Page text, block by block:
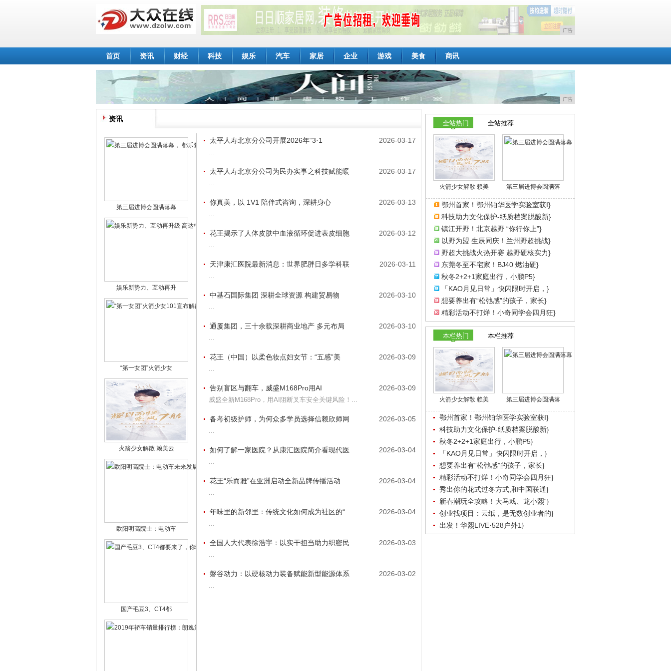
广告
首页 资讯 财经 科技 娱乐 汽车 家居 企业 游戏 美食 商讯
广告
资讯
第三届进博会圆满落幕
娱乐新势力、互动再升
“第一女团”火箭少女
火箭少女解散 赖美云
欧阳明高院士：电动车
国产毛豆3、CT4都
2026-03-17
太平人寿北京分公司开展2026年“3·1
...
2026-03-17
太平人寿北京分公司为民办实事之科技赋能暖
...
2026-03-13
你真美，以 1V1 陪伴式咨询，深耕身心
...
2026-03-12
花王揭示了人体皮肤中血液循环促进表皮细胞
...
2026-03-11
天津康汇医院最新消息：世界肥胖日多学科联
...
2026-03-10
中基石国际集团 深耕全球资源 构建贸易物
...
2026-03-10
通厦集团，三十余载深耕商业地产 多元布局
...
2026-03-09
花王（中国）以柔色妆点妇女节：“五感”美
...
2026-03-09
告别盲区与翻车，威盛M168Pro用AI
威盛全新M168Pro，用AI阻断叉车安全关键风险！...
2026-03-05
备考初级护师，为何众多学员选择信赖欣师网
...
2026-03-04
如何了解一家医院？从康汇医院简介看现代医
...
2026-03-04
花王“乐而雅”在亚洲启动全新品牌传播活动
...
2026-03-04
年味里的新邻里：传统文化如何成为社区的“
...
2026-03-03
全国人大代表徐浩宇：以实干担当助力织密民
...
2026-03-02
磐谷动力：以硬核动力装备赋能新型能源体系
...
全站热门 全站推荐
火箭少女解散 赖美 第三届进博会圆满落
鄂州首家！鄂州铂华医学实验室获I}
科技助力文化保护-纸质档案脱酸新}
镇江开野！北京越野 “你行你上”}
以野为盟 生辰同庆！兰州野超挑战}
野超大挑战火热开赛 越野硬核实力}
东莞冬至不宅家！BJ40 燃油硬}
秋冬2+2+1家庭出行，小鹏P5}
「KAO月见日常」快闪限时开启，}
想要养出有“松弛感”的孩子，家长}
精彩活动不打烊！小奇同学会四月狂}
本栏热门 本栏推荐
火箭少女解散 赖美 第三届进博会圆满落
鄂州首家！鄂州铂华医学实验室获I}
科技助力文化保护-纸质档案脱酸新}
秋冬2+2+1家庭出行，小鹏P5}
「KAO月见日常」快闪限时开启，}
想要养出有“松弛感”的孩子，家长}
精彩活动不打烊！小奇同学会四月狂}
秀出你的花式过冬方式,和中国联通}
新春潮玩全攻略！大马戏、龙小熙“}
创业找项目：云纸，是无数创业者的}
出发！华熙LIVE·528户外1}